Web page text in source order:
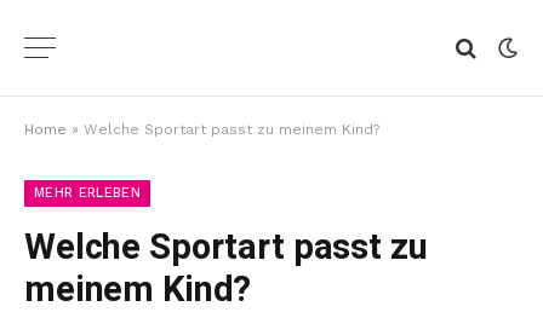
Home » Welche Sportart passt zu meinem Kind?
MEHR ERLEBEN
Welche Sportart passt zu
meinem Kind?